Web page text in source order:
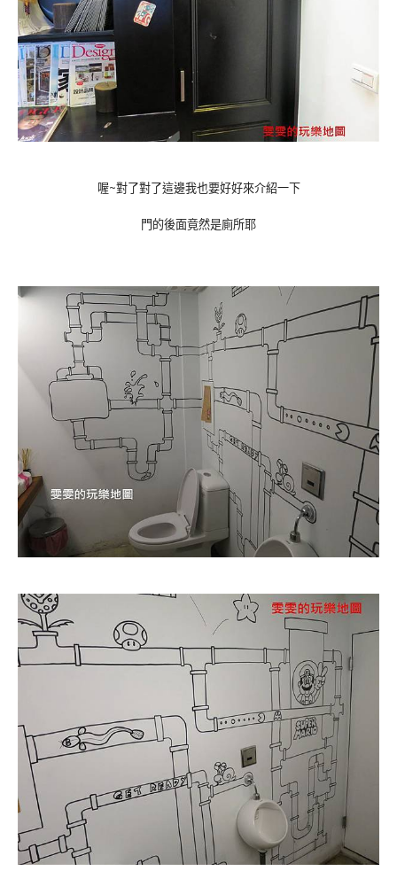
喔~對了對了這邊我也要好好來介紹一下
門的後面竟然是廁所耶